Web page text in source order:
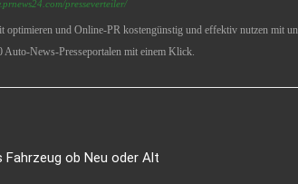
presseverteiler/
optimieren und Online-PR kostengünstig und effektiv nutzen mit
Auto-News-Presseportalen mit einem Klick.
ob Neu oder Alt